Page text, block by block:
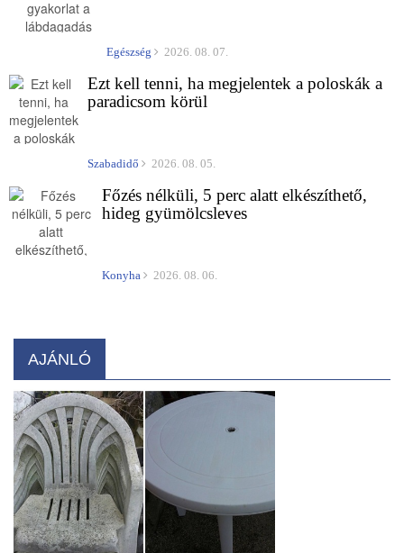
Egészség 2026. 08. 07.
Ezt kell tenni, ha megjelentek a poloskák a
paradicsom körül
Szabadidő 2026. 08. 05.
Főzés nélküli, 5 perc alatt elkészíthető,
hideg gyümölcsleves
Konyha 2026. 08. 06.
AJÁNLÓ